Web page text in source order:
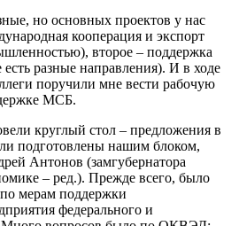
но основных проектов у нас
кооперация и экспорт
второе – поддержка
разные направления). И в ходе
поручили мне вести рабочую
МСБ.
круглый стол – предложения в
подготовлены нашим блоком,
Антонов (замгубернатора
– ред.). Прежде всего, было
мерам поддержки
федерального и